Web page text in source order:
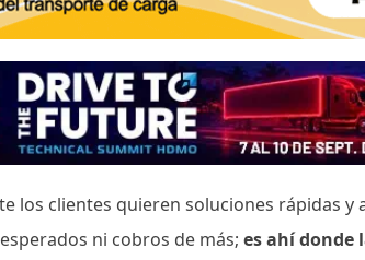
los clientes quieren soluciones rápidas y
ni cobros de más;es ahí donde